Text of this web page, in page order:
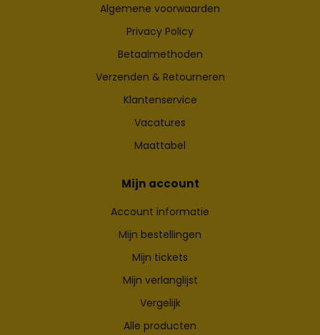
Algemene voorwaarden
Privacy Policy
Betaalmethoden
Verzenden & Retourneren
Klantenservice
Vacatures
Maattabel
Mijn account
Account informatie
Mijn bestellingen
Mijn tickets
Mijn verlanglijst
Vergelijk
Alle producten